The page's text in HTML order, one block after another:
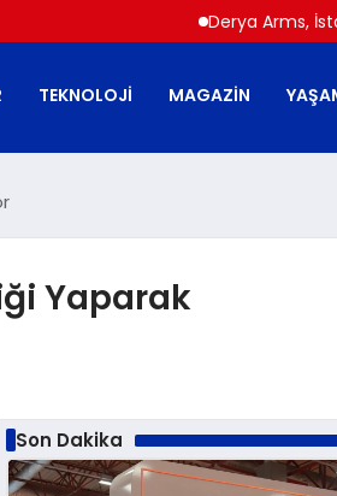
Derya Arms, İstanbul
TEKNOLOJI MAGAZIN
Yaparak
Son Dakika